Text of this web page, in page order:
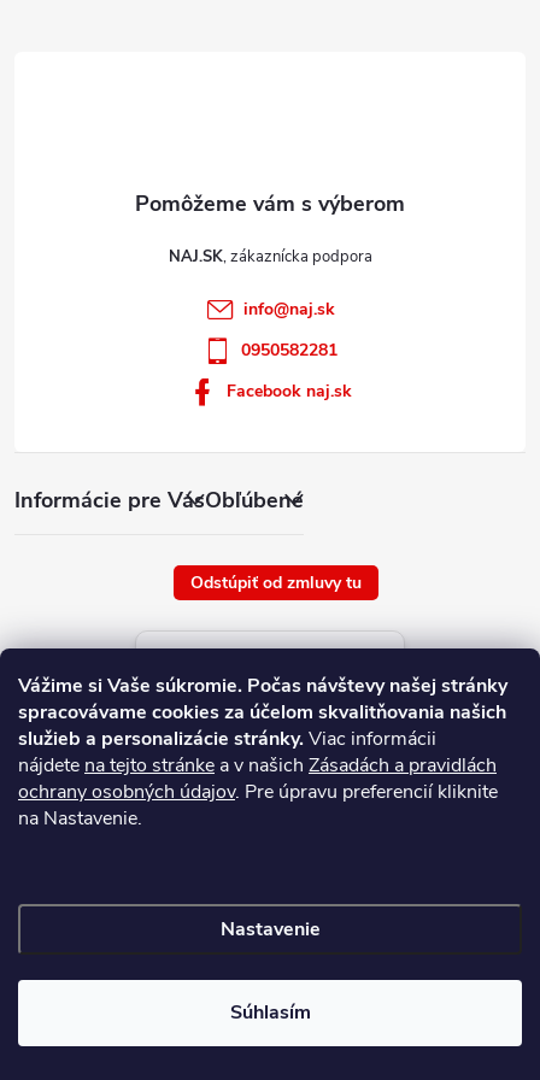
Vážime si Vaše súkromie. Počas návštevy našej stránky
spracovávame cookies za účelom skvalitňovania našich
služieb a personalizácie stránky.Viac informácii
nájdete na tejto stránke a v našich Zásadách a pravidlách
ochrany osobných údajov. Pre úpravu preferencií kliknite
na Nastavenie.
Nastavenie
Súhlasím
Informácie pre VásObľúbené
NAJ.SK
info@naj.sk
0950582281
Facebook naj.sk
Odstúpiť od zmluvy tu
Aktuálne ceny tovaru
platné od : 7/8/2026
Copyright 2026NAJ.SK. Všetky práva vyhradené.